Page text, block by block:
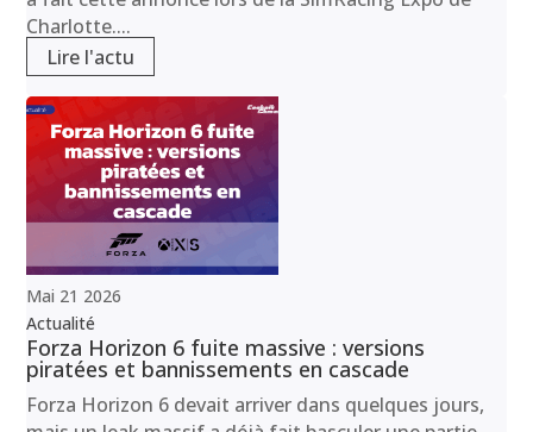
Charlotte....
Lire l'actu
Mai 21 2026
Actualité
Forza Horizon 6 fuite massive : versions
piratées et bannissements en cascade
Forza Horizon 6 devait arriver dans quelques jours,